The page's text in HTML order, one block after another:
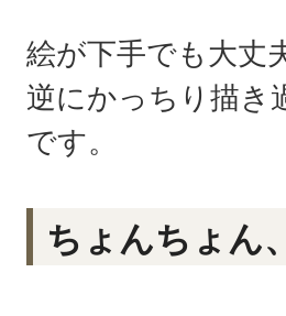
絵が下手でも大丈
逆にかっちり描き
です。
ちょんちょん